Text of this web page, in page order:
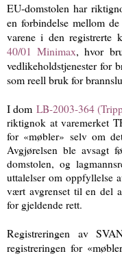
EU-domstolen har
en forbindelse mellom
varene i den registrerte
40/01 Minimax, hvor
vedlikeholdstjenester for
som reell bruk for
I dom LB-2003-364
riktignok at varemerket
for «møbler» selv om
Avgjørelsen ble avsagt
domstolen, og
uttalelser om oppfyllelse
vært avgrenset til en del
for gjeldende rett.
Registreringen av
registreringen for